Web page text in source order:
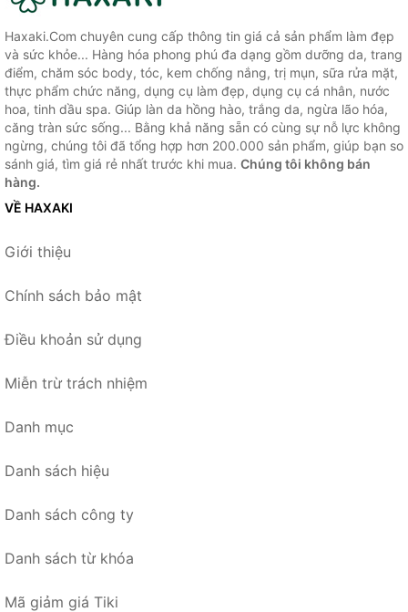
Haxaki.Com chuyên cung cấp thông tin giá cả sản phẩm làm đẹp
và sức khỏe... Hàng hóa phong phú đa dạng gồm dưỡng da, trang
điểm, chăm sóc body, tóc, kem chống nắng, trị mụn, sữa rửa mặt,
thực phẩm chức năng, dụng cụ làm đẹp, dụng cụ cá nhân, nước
hoa, tinh dầu spa. Giúp làn da hồng hào, trắng da, ngừa lão hóa,
căng tràn sức sống... Bằng khả năng sẵn có cùng sự nỗ lực không
ngừng, chúng tôi đã tổng hợp hơn 200.000 sản phẩm, giúp bạn so
sánh giá, tìm giá rẻ nhất trước khi mua. Chúng tôi không bán
hàng.
VỀ HAXAKI
Giới thiệu
Chính sách bảo mật
Điều khoản sử dụng
Miễn trừ trách nhiệm
Danh mục
Danh sách hiệu
Danh sách công ty
Danh sách từ khóa
Mã giảm giá Tiki